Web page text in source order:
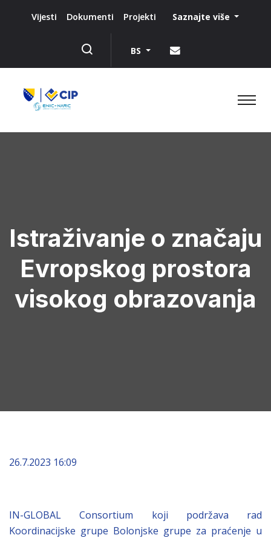
Vijesti Dokumenti Projekti Saznajte više
BS
Istraživanje o značaju
Evropskog prostora
visokog obrazovanja
26.7.2023 16:09
IN-GLOBAL Consortium koji podržava rad
Koordinacijske grupe Bolonjske grupe za praćenje u